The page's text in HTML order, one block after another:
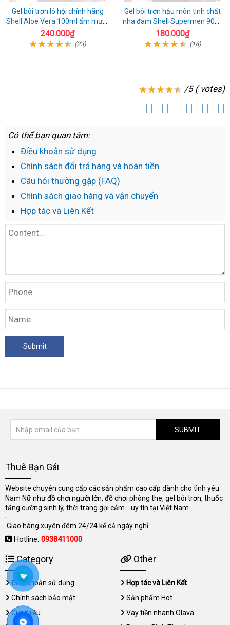
Gel bôi trơn lô hội chính hãng
Shell Aloe Vera 100ml ẩm mượt
an toàn
240.000₫
(23)
Gel bôi trơn hậu môn tinh chất
nha đam Shell Supermen 90ml
dễ chịu
180.000₫
(18)
/5 ( votes)
Có thể bạn quan tâm:
Điều khoản sử dụng
Chính sách đổi trả hàng và hoàn tiền
Câu hỏi thường gặp (FAQ)
Chính sách giao hàng và vận chuyển
Hợp tác và Liên Kết
SUBMIT
Thuê Bạn Gái
Website chuyên cung cấp các sản phẩm cao cấp dành cho tình yêu
Nam Nữ như đồ chơi người lớn, đồ chơi phòng the, gel bôi trơn, thuốc
tăng cường sinh lý, thời trang gợi cảm... uy tín tại Việt Nam
Giao hàng xuyên đêm 24/24 kể cả ngày nghỉ
Hotline: 0938411000
Category
Điều khoản sử dụng
Chính sách bảo mật
Giới thiệu
Other
Hợp tác và Liên Kết
Sản phẩm Hot
Vay tiền nhanh Olava